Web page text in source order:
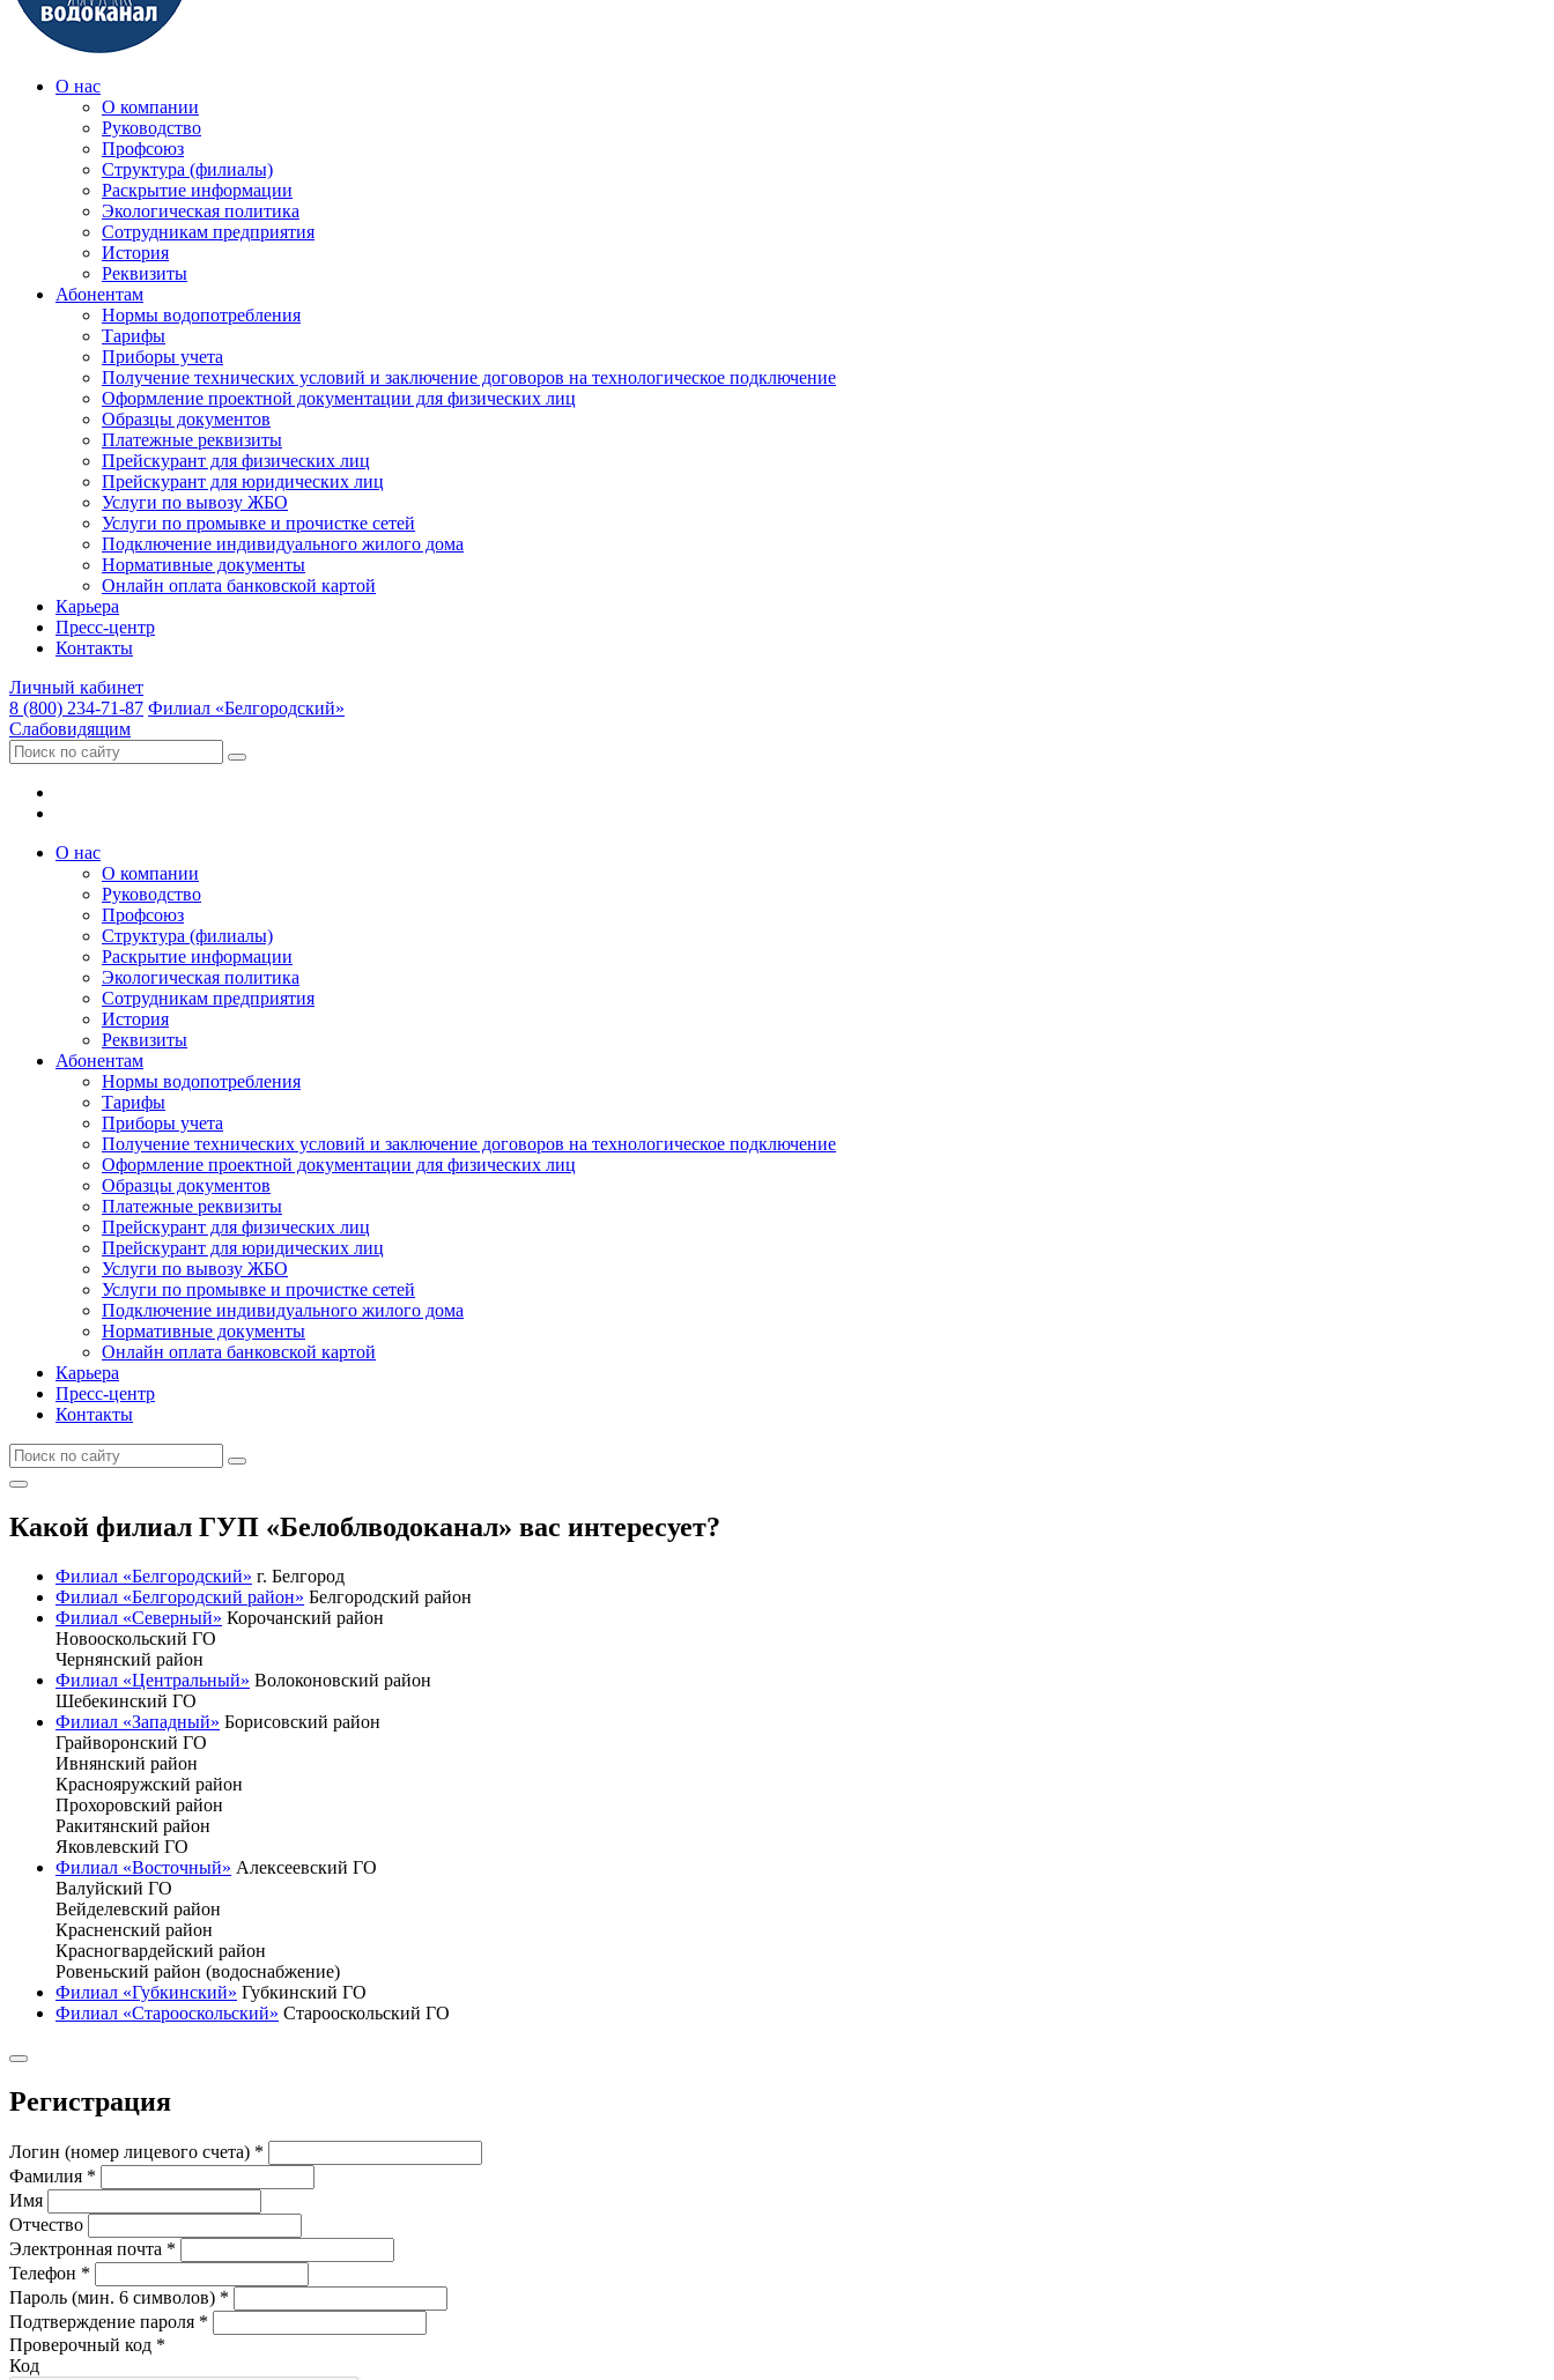
О нас
О компании
Руководство
Профсоюз
Структура (филиалы)
Раскрытие информации
Экологическая политика
Сотрудникам предприятия
История
Реквизиты
Абонентам
Нормы водопотребления
Тарифы
Приборы учета
Получение технических условий и заключение договоров на технологическое подключение
Оформление проектной документации для физических лиц
Образцы документов
Платежные реквизиты
Прейскурант для физических лиц
Прейскурант для юридических лиц
Услуги по вывозу ЖБО
Услуги по промывке и прочистке сетей
Подключение индивидуального жилого дома
Нормативные документы
Онлайн оплата банковской картой
Карьера
Пресс-центр
Контакты
Личный кабинет
8 (800) 234-71-87 Филиал «Белгородский»
Слабовидящим
О нас
О компании
Руководство
Профсоюз
Структура (филиалы)
Раскрытие информации
Экологическая политика
Сотрудникам предприятия
История
Реквизиты
Абонентам
Нормы водопотребления
Тарифы
Приборы учета
Получение технических условий и заключение договоров на технологическое подключение
Оформление проектной документации для физических лиц
Образцы документов
Платежные реквизиты
Прейскурант для физических лиц
Прейскурант для юридических лиц
Услуги по вывозу ЖБО
Услуги по промывке и прочистке сетей
Подключение индивидуального жилого дома
Нормативные документы
Онлайн оплата банковской картой
Карьера
Пресс-центр
Контакты
Какой филиал ГУП «Белоблводоканал» вас интересует?
Филиал «Белгородский» г. Белгород
Филиал «Белгородский район» Белгородский район
Филиал «Северный» Корочанский район
Новооскольский ГО
Чернянский район
Филиал «Центральный» Волоконовский район
Шебекинский ГО
Филиал «Западный» Борисовский район
Грайворонский ГО
Ивнянский район
Краснояружский район
Прохоровский район
Ракитянский район
Яковлевский ГО
Филиал «Восточный» Алексеевский ГО
Валуйский ГО
Вейделевский район
Красненский район
Красногвардейский район
Ровеньский район (водоснабжение)
Филиал «Губкинский» Губкинский ГО
Филиал «Старооскольский» Старооскольский ГО
Регистрация
Логин (номер лицевого счета) *
Фамилия *
Имя
Отчество
Электронная почта *
Телефон *
Пароль (мин. 6 символов) *
Подтверждение пароля *
Проверочный код *
Код